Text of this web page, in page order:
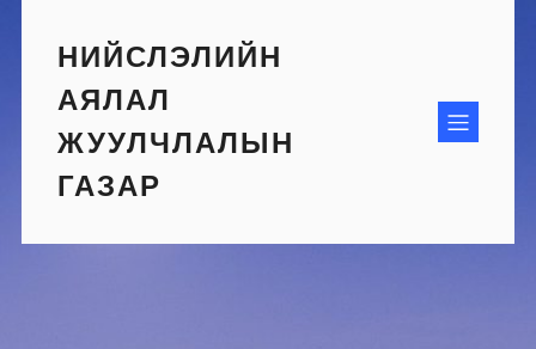
contentНИЙСЛЭЛИЙН
АЯЛАЛ
ЖУУЛЧЛАЛЫН
ГАЗАР